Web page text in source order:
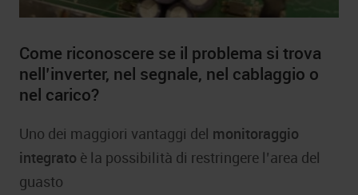
Come riconoscere se il problema si trova
nell’inverter, nel segnale, nel cablaggio o
nel carico?
Uno dei maggiori vantaggi del monitoraggio
integrato è la possibilità di restringere l’area del
guasto